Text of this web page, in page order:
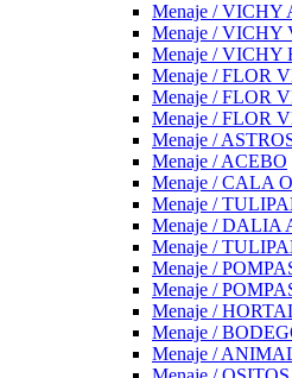
Menaje /
Menaje / VICHY
Menaje / VICHY
Menaje / FLOR
Menaje / FLOR
Menaje / FLOR
Menaje /
Menaje / ACEBO
Menaje / CALA
Menaje /
Menaje / DALIA
Menaje /
Menaje /
Menaje /
Menaje /
Menaje /
Menaje /